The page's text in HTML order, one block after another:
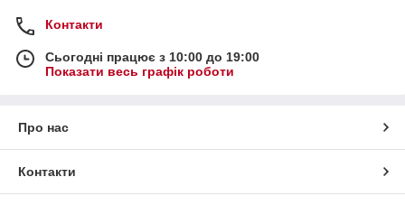
Контакти
Сьогодні працює з 10:00 до 19:00
Показати весь графік роботи
Про нас
Контакти